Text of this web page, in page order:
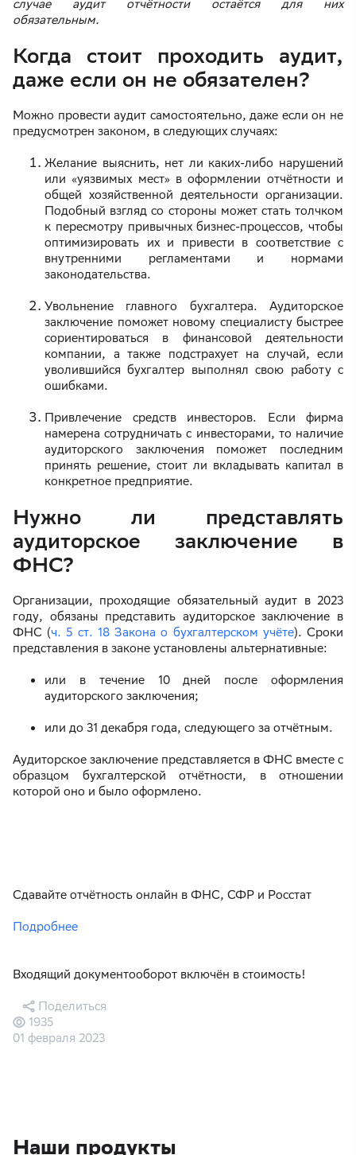
случае аудит отчётности остаётся для них
обязательным.
Когда стоит проходить аудит,
даже если он не обязателен?
Можно провести аудит самостоятельно, даже если он не
предусмотрен законом, в следующих случаях:
Желание выяснить, нет ли каких-либо нарушений
или «уязвимых мест» в оформлении отчётности и
общей хозяйственной деятельности организации.
Подобный взгляд со стороны может стать толчком
к пересмотру привычных бизнес-процессов, чтобы
оптимизировать их и привести в соответствие с
внутренними регламентами и нормами
законодательства.
Увольнение главного бухгалтера. Аудиторское
заключение поможет новому специалисту быстрее
сориентироваться в финансовой деятельности
компании, а также подстрахует на случай, если
уволившийся бухгалтер выполнял свою работу с
ошибками.
Привлечение средств инвесторов. Если фирма
намерена сотрудничать с инвесторами, то наличие
аудиторского заключения поможет последним
принять решение, стоит ли вкладывать капитал в
конкретное предприятие.
Нужно ли представлять
аудиторское заключение в
ФНС?
Организации, проходящие обязательный аудит в 2023
году, обязаны представить аудиторское заключение в
ФНС (ч. 5 ст. 18 Закона о бухгалтерском учёте). Сроки
представления в законе установлены альтернативные:
или в течение 10 дней после оформления
аудиторского заключения;
или до 31 декабря года, следующего за отчётным.
Аудиторское заключение представляется в ФНС вместе с
образцом бухгалтерской отчётности, в отношении
которой оно и было оформлено.
Сдавайте отчётность онлайн в ФНС, СФР и Росстат
Подробнее
Входящий документооборот включён в стоимость!
01 февраля 2023
1935
Поделиться
Наши продукты